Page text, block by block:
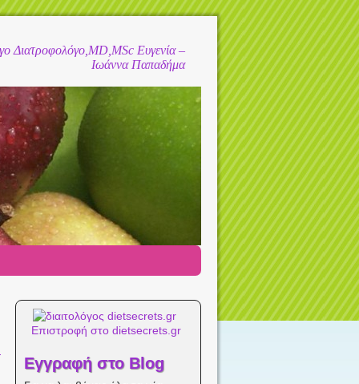
Διατροφολόγο,MD,MSc Ευγενία –
Ιωάννα Παπαδήμα
Επιστροφή στο dietsecrets.gr
Εγγραφή στο Blog